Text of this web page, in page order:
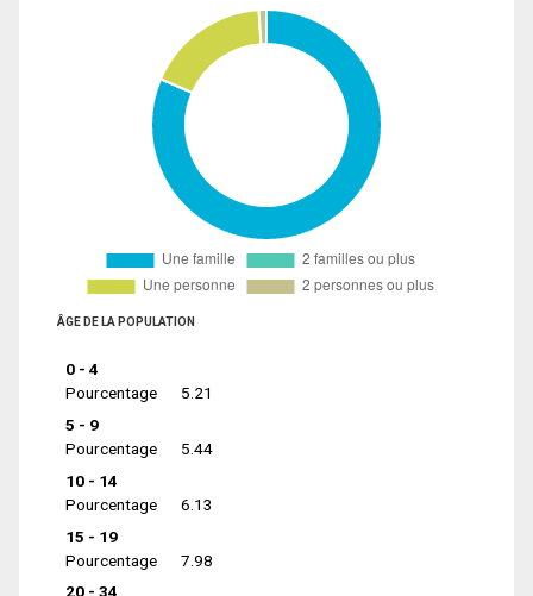
ÂGE DE LA POPULATION
0 - 4
Pourcentage
5.21
5 - 9
Pourcentage
5.44
10 - 14
Pourcentage
6.13
15 - 19
Pourcentage
7.98
20 - 34